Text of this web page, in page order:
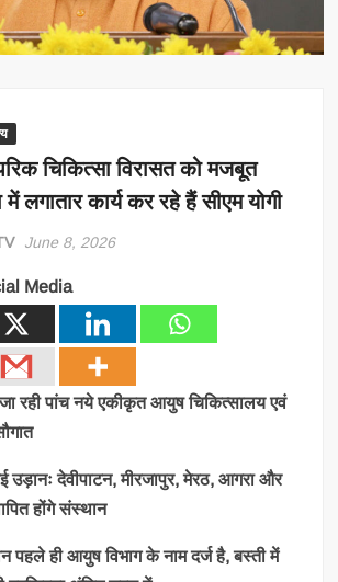
चिकित्सा विरासत को मजबूत
लगातार कार्य कर रहे हैं सीएम योगी
June 8, 2026
Media
रही पांच नये एकीकृत आयुष चिकित्सालय एवं
उड़ानः देवीपाटन, मीरजापुर, मेरठ, आगरा और
होंगे संस्थान
पहले ही आयुष विभाग के नाम दर्ज है, बस्ती में